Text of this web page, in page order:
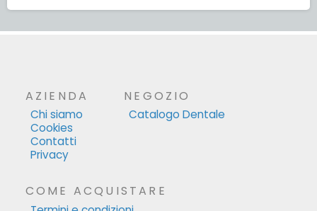
AZIENDA
Chi siamo
Cookies
Contatti
Privacy
NEGOZIO
Catalogo Dentale
COME ACQUISTARE